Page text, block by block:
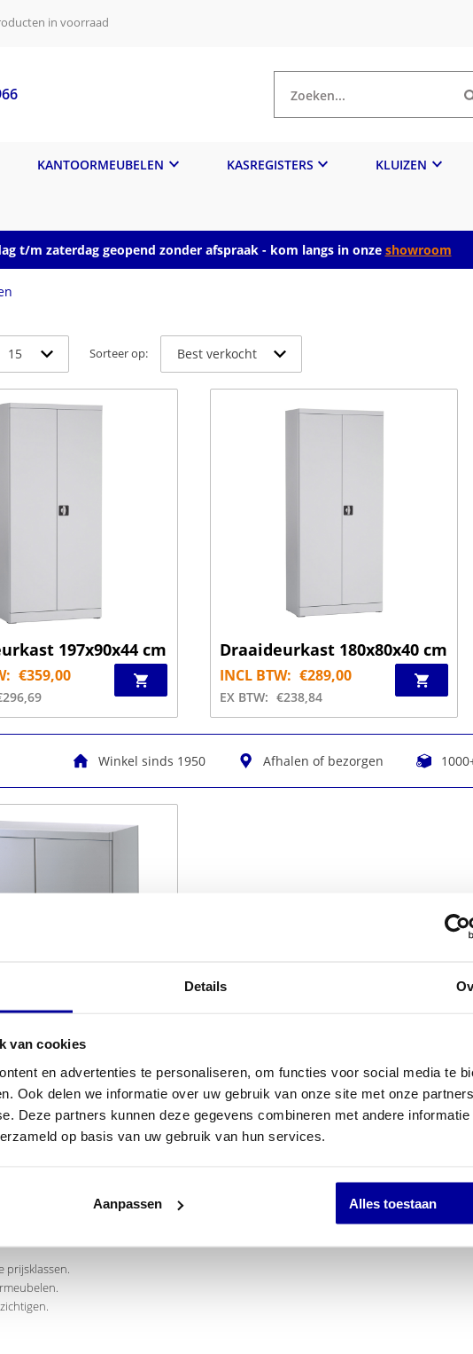
Details
van cookies
en advertenties te personaliseren, om functies voor social media te
Ook delen we informatie over uw gebruik van onze site met onze
Deze partners kunnen deze gegevens combineren met andere
op basis van uw gebruik van hun services.
Aanpassen Alles toestaan
in voorraad
Zoeken...
KANTOORMEUBELEN KASREGISTERS KLUIZEN
t/m zaterdag geopend zonder afspraak - kom langs in onze showroom
Sorteer op:
197x90x44 cm
€359,00
296,69
Draaideurkast 180x80x40 cm
INCL BTW: €289,00
EX BTW: €238,84
Winkel sinds 1950 Afhalen of bezorgen
120x90x44 cm
€299,00
247,11
prijsklassen.